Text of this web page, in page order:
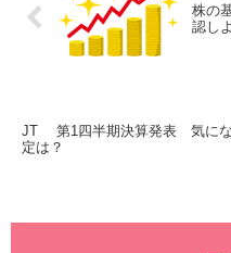
株の
認し
JT 第1四半期決算発表 気に
定は？